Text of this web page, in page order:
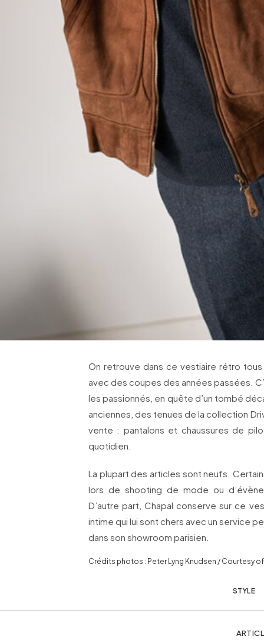
On retrouve dans ce vestiaire rétro
avec des coupes des années passées.
les passionnés, en quête d’un tombé
anciennes, des tenues de la collection
vente : pantalons et chaussures de
quotidien.
La plupart des articles sont neufs.
lors de shooting de mode ou
D’autre part, Chapal conserve sur ce
intime qui lui sont chers avec un service
dans son showroom parisien.
Crédits photos : Peter Lyng Knudsen / Courtesy
STYLE